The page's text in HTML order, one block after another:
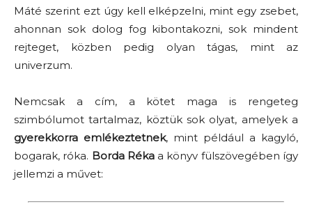
Máté szerint ezt úgy kell elképzelni, mint egy zsebet,
ahonnan sok dolog fog kibontakozni, sok mindent
rejteget, közben pedig olyan tágas, mint az
univerzum.
Nemcsak a cím, a kötet maga is rengeteg
szimbólumot tartalmaz, köztük sok olyat, amelyek a
gyerekkorra emlékeztetnek, mint például a kagyló,
bogarak, róka. Borda Rékaa könyv fülszövegében így
jellemzi a művet: